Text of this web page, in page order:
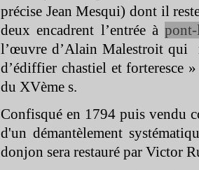
précise Jean Mesqui) dont il
deux encadrent l’entrée àpont-
l’œuvre d’Alain Malestroit qui
d’édiffier chastiel et forteresce
du XVème s.
Confisqué en 1794 puis vendu
d'un démantèlement
donjon sera restauré par Victor